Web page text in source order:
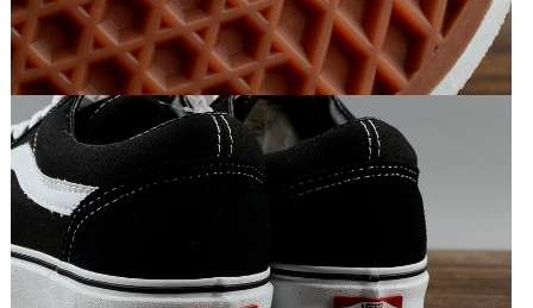
男女鞋 红蓝 -5049850220编号:5049850220尺
寸:36-44
2019-10-26
VANS1966元限定OLD SKOOL 白色
1966元年OG鞋型 后跟做了字符别注 对于
OLDSKOOL爱好者来说 这是必备式样 配色也如
元年原色 鞋垫，鞋舌分...
Vans Vault Opening Ceremony Old Skool